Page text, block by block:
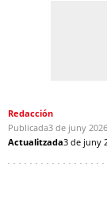
Redacción
Publicada3 de juny 2026
Actualitzada3 de juny